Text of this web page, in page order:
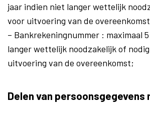
jaar indien niet langer wettelijk
voor uitvoering van de
– Bankrekeningnummer : maximaal
langer wettelijk noodzakelijk of
uitvoering van de overeenkomst;
Delen van persoonsgegevens